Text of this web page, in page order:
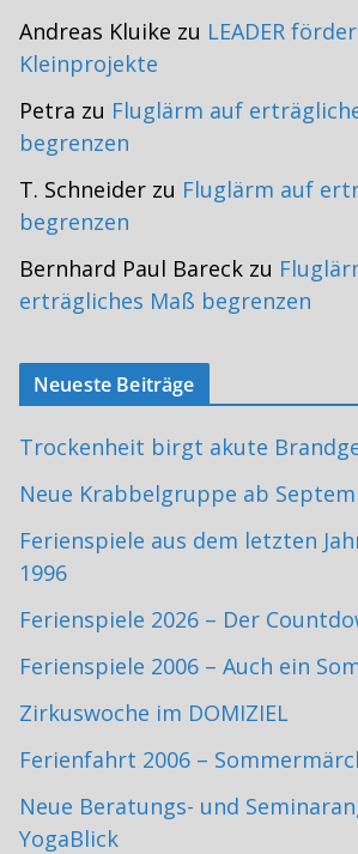
Andreas Kluike zu LEADER
Kleinprojekte
Petra zu Fluglärm auf
begrenzen
T. Schneider zu Fluglärm auf
begrenzen
Bernhard Paul Bareck zu
erträgliches Maß begrenzen
Neueste Beiträge
Trockenheit birgt akute
Neue Krabbelgruppe ab
Ferienspiele aus dem letzten
1996
Ferienspiele 2026 – Der
Ferienspiele 2006 – Auch ein
Zirkuswoche im DOMIZIEL
Ferienfahrt 2006 –
Neue Beratungs- und
YogaBlick